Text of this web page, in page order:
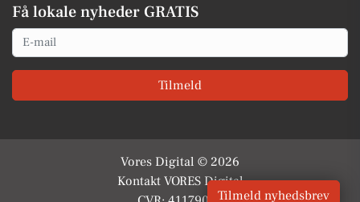
Få lokale nyheder GRATIS
Email
Tilmeld
Vores Digital © 2026
Kontakt VORES Digital
Tilmeld nyhedsbrev